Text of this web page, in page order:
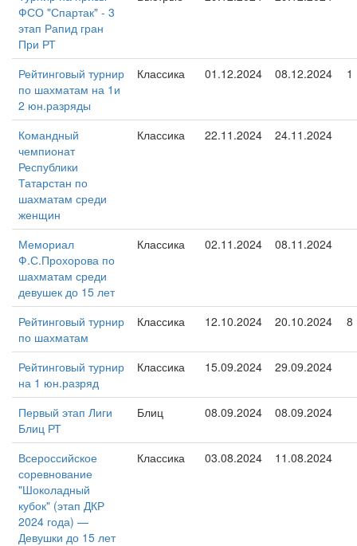
ФСО "Спартак" - 3
этап Рапид гран
При РТ
Рейтинговый турнир
по шахматам на 1и
2 юн.разряды
Классика 01.12.2024 08.12.2024 1
Командный
чемпионат
Республики
Татарстан по
шахматам среди
женщин
Классика 22.11.2024 24.11.2024
Мемориал
Ф.С.Прохорова по
шахматам среди
девушек до 15 лет
Классика 02.11.2024 08.11.2024
Рейтинговый турнир
по шахматам
Классика 12.10.2024 20.10.2024 8
Рейтинговый турнир
на 1 юн.разряд
Классика 15.09.2024 29.09.2024
Первый этап Лиги
Блиц РТ
Блиц 08.09.2024 08.09.2024
Всероссийское
соревнование
"Шоколадный
кубок" (этап ДКР
2024 года) —
Девушки до 15 лет
Классика 03.08.2024 11.08.2024